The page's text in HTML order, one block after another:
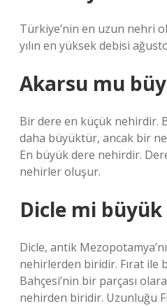
Türkiye’nin en uzun nehri
yılın en yüksek debisi
Akarsu mu
Bir dere en küçük nehirdir.
daha büyüktür, ancak bir
En büyük dere nehirdir.
nehirler oluşur.
Dicle mi büyük
Dicle, antik
nehirlerden biridir. Fırat ile
Bahçesi’nin bir parçası
nehirden biridir. Uzunluğu